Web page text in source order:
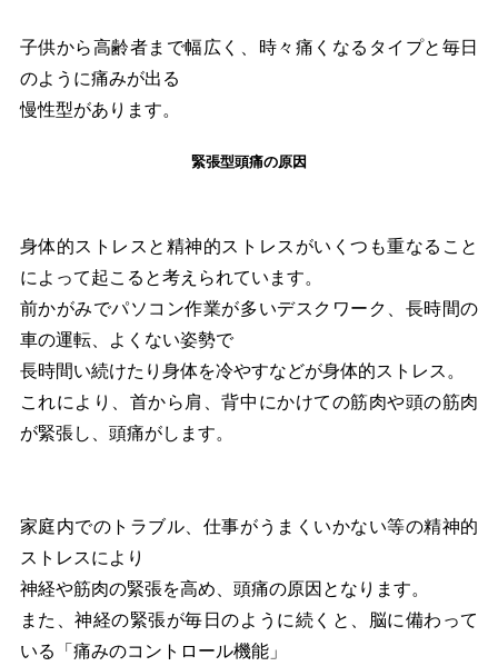
子供から高齢者まで幅広く、時々痛くなるタイプと毎日
のように痛みが出る
慢性型があります。
緊張型頭痛の原因
身体的ストレスと精神的ストレスがいくつも重なること
によって起こると考えられています。
前かがみでパソコン作業が多いデスクワーク、長時間の
車の運転、よくない姿勢で
長時間い続けたり身体を冷やすなどが身体的ストレス。
これにより、首から肩、背中にかけての筋肉や頭の筋肉
が緊張し、頭痛がします。
家庭内でのトラブル、仕事がうまくいかない等の精神的
ストレスにより
神経や筋肉の緊張を高め、頭痛の原因となります。
また、神経の緊張が毎日のように続くと、脳に備わって
いる「痛みのコントロール機能」